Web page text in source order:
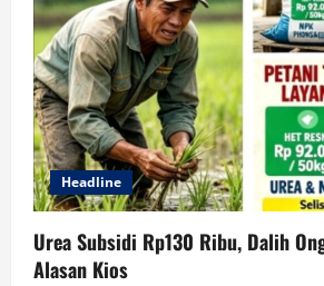
Headline
Urea Subsidi Rp130 Ribu, Dalih
Alasan Kios